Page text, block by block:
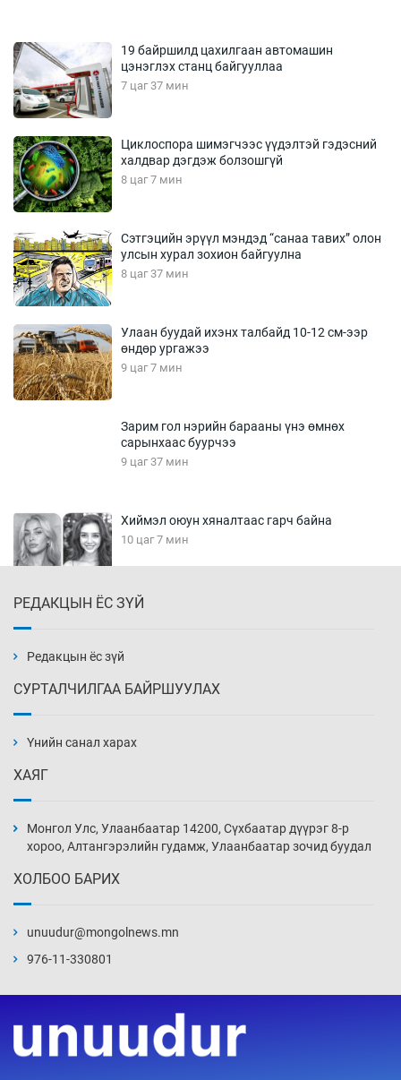
19 байршилд цахилгаан автомашин
цэнэглэх станц байгууллаа
7 цаг 37 мин
Циклоспора шимэгчээс үүдэлтэй гэдэсний
халдвар дэгдэж болзошгүй
8 цаг 7 мин
Сэтгэцийн эрүүл мэндэд “санаа тавих” олон
улсын хурал зохион байгуулна
8 цаг 37 мин
Улаан буудай ихэнх талбайд 10-12 см-ээр
өндөр ургажээ
9 цаг 7 мин
Зарим гол нэрийн барааны үнэ өмнөх
сарынхаас буурчээ
9 цаг 37 мин
Хиймэл оюун хяналтаас гарч байна
10 цаг 7 мин
10 цаг 37 мин
нэмэгджээ
11 цаг 7 мин
11 цаг 37 мин
12 цаг 7 мин
РЕДАКЦЫН ЁС ЗҮЙ
Редакцын ёс зүй
СУРТАЛЧИЛГАА БАЙРШУУЛАХ
Үнийн санал харах
ХАЯГ
Монгол Улс, Улаанбаатар 14200, Сүхбаатар дүүрэг 8-р
хороо, Алтангэрэлийн гудамж, Улаанбаатар зочид буудал
ХОЛБОО БАРИХ
unuudur@mongolnews.mn
976-11-330801